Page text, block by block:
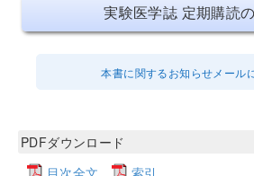
実験医学誌 定期購読
本書に関するお知らせメール
PDFダウンロード
目次全文
索引